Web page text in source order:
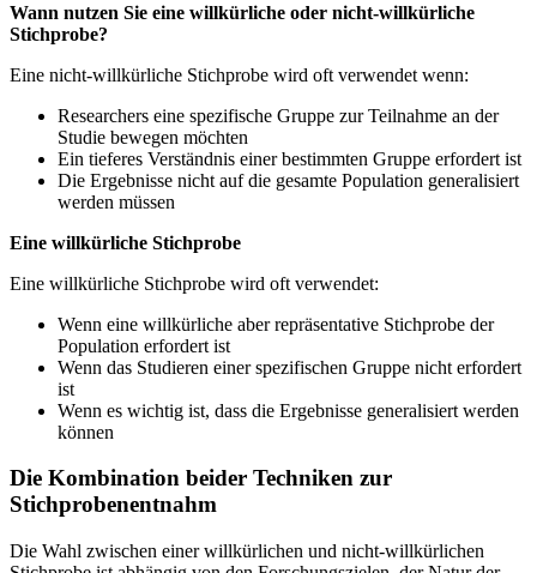
Wann nutzen Sie eine willkürliche oder nicht-willkürliche
Stichprobe?
Eine nicht-willkürliche Stichprobe wird oft verwendet wenn:
Researchers eine spezifische Gruppe zur Teilnahme an der
Studie bewegen möchten
Ein tieferes Verständnis einer bestimmten Gruppe erfordert ist
Die Ergebnisse nicht auf die gesamte Population generalisiert
werden müssen
Eine willkürliche Stichprobe
Eine willkürliche Stichprobe wird oft verwendet:
Wenn eine willkürliche aber repräsentative Stichprobe der
Population erfordert ist
Wenn das Studieren einer spezifischen Gruppe nicht erfordert
ist
Wenn es wichtig ist, dass die Ergebnisse generalisiert werden
können
Die Kombination beider Techniken zur
Stichprobenentnahm
Die Wahl zwischen einer willkürlichen und nicht-willkürlichen